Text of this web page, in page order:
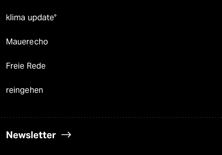
klima update°
Mauerecho
Freie Rede
reingehen
Newsletter